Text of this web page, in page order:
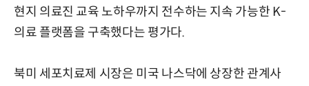
현지 의료진 교육 노하우까지 전수하는 지속 가능한 K-
의료 플랫폼을 구축했다는 평가다.
북미 세포치료제 시장은 미국 나스닥에 상장한 관계사